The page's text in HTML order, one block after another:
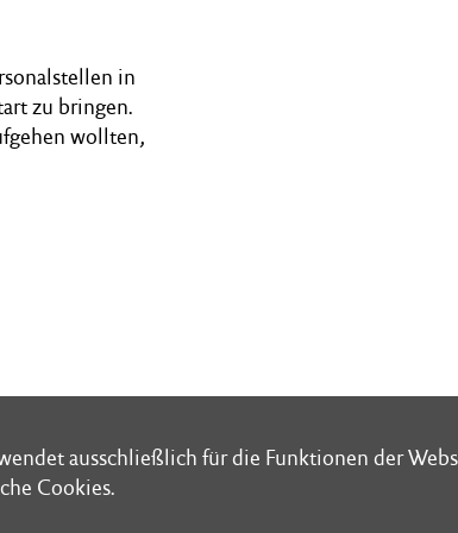
ausschließlich für die Funktionen der
Cookies.
ausschließlich für die Funktionen der
Cookies.
in
zu bringen.
wollten,